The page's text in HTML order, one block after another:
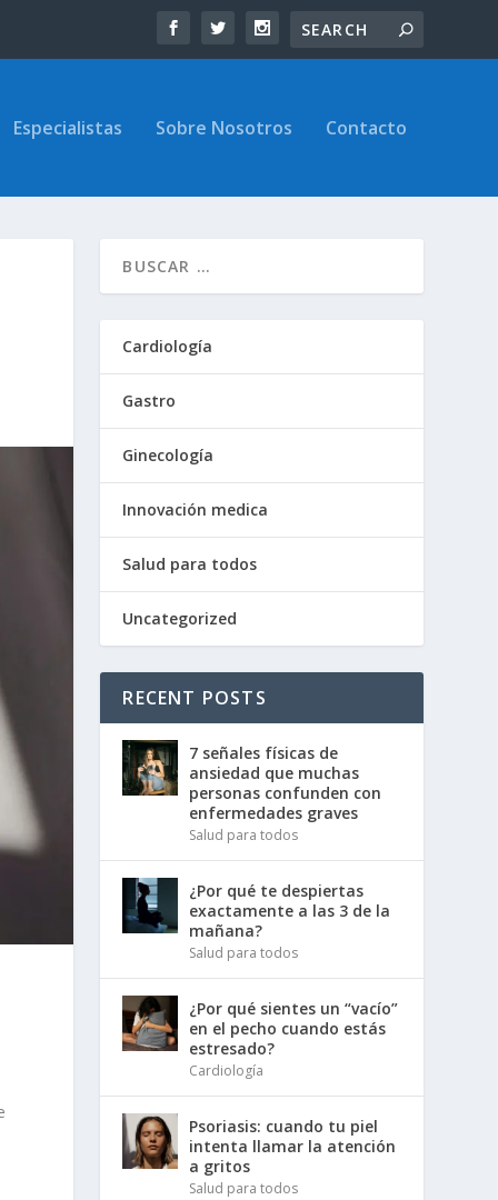
Especialistas Sobre Nosotros Contacto
Cardiología
Gastro
Ginecología
Innovación medica
Salud para todos
Uncategorized
RECENT POSTS
7 señales físicas de
ansiedad que muchas
personas confunden con
enfermedades graves
Salud para todos
¿Por qué te despiertas
exactamente a las 3 de la
mañana?
Salud para todos
¿Por qué sientes un “vacío”
en el pecho cuando estás
estresado?
Cardiología
Psoriasis: cuando tu piel
intenta llamar la atención
a gritos
Salud para todos